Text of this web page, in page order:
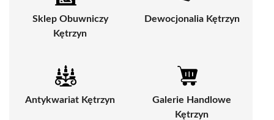
Sklep Obuwniczy
Kętrzyn
Dewocjonalia Kętrzyn
Antykwariat Kętrzyn
Galerie Handlowe
Kętrzyn